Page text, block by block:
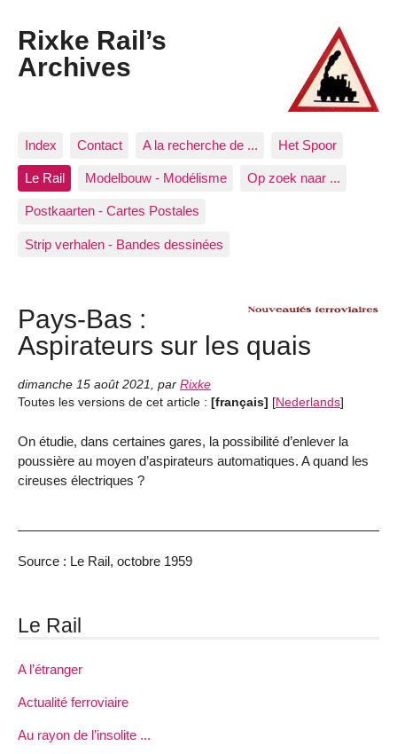
Rixke Rail’s
Archives
Index Contact A la recherche de ... Het Spoor
Le Rail Modelbouw - Modélisme Op zoek naar ...
Postkaarten - Cartes Postales
Strip verhalen - Bandes dessinées
Pays-Bas :
Aspirateurs sur les quais
dimanche 15 août 2021, par Rixke
Toutes les versions de cet article : [français] [Nederlands]
On étudie, dans certaines gares, la possibilité d’enlever la
poussière au moyen d’aspirateurs automatiques. A quand les
cireuses électriques ?
Source : Le Rail, octobre 1959
Le Rail
A l’étranger
Actualité ferroviaire
Au rayon de l’insolite ...